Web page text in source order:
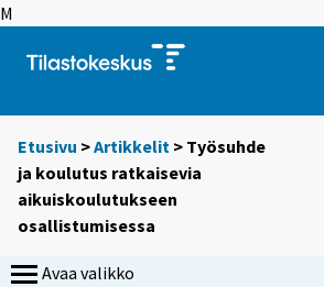
M
Etusivu >Artikkelit > Työsuhde
ja koulutus ratkaisevia
aikuiskoulutukseen
osallistumisessa
Avaa valikko